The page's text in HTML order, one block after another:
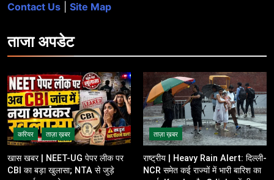
Contact Us
Site Map
ताजाअपडेट
करियर ताज़ा ख़बर
खास खबर | NEET-UG पेपर लीक पर
CBI का बड़ा खुलासा; NTA से जुड़े
ताज़ा ख़बर
राष्ट्रीय | Heavy Rain Alert: दिल्ली-
NCR समेत कई राज्यों में भारी बारिश का